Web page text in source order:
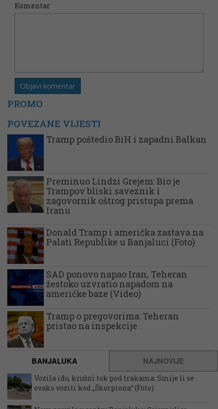
Komentar
PROMO
POVEZANE VIJESTI
Tramp poštedio BiH i zapadni Balkan
Preminuo Lindzi Grejem: Bio je
Trampov bliski saveznik i
zagovornik oštrog pristupa prema
Iranu
Donald Tramp i američka zastava na
Palati Republike u Banjaluci (Foto)
SAD ponovo napao Iran, Teheran
žestoko uzvratio napadom na
američke baze (Video)
Tramp o pregovorima: Teheran
pristao na inspekcije
BANJALUKA NAJNOVIJE
Vozila idu, kružni tok pod trakama: Smije li se
ovako voziti kod „Škorpiona“ (Foto)